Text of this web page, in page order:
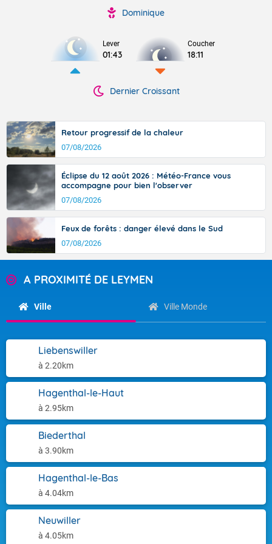
Dominique
Lever
01:43
Coucher
18:11
Dernier Croissant
Retour progressif de la chaleur
07/08/2026
Éclipse du 12 août 2026 : Météo-France vous
accompagne pour bien l'observer
07/08/2026
Feux de forêts : danger élevé dans le Sud
07/08/2026
A PROXIMITÉ DE LEYMEN
Ville Ville Monde
Liebenswiller
à 2.20km
Hagenthal-le-Haut
à 2.95km
Biederthal
à 3.90km
Hagenthal-le-Bas
à 4.04km
Neuwiller
à 4.05km